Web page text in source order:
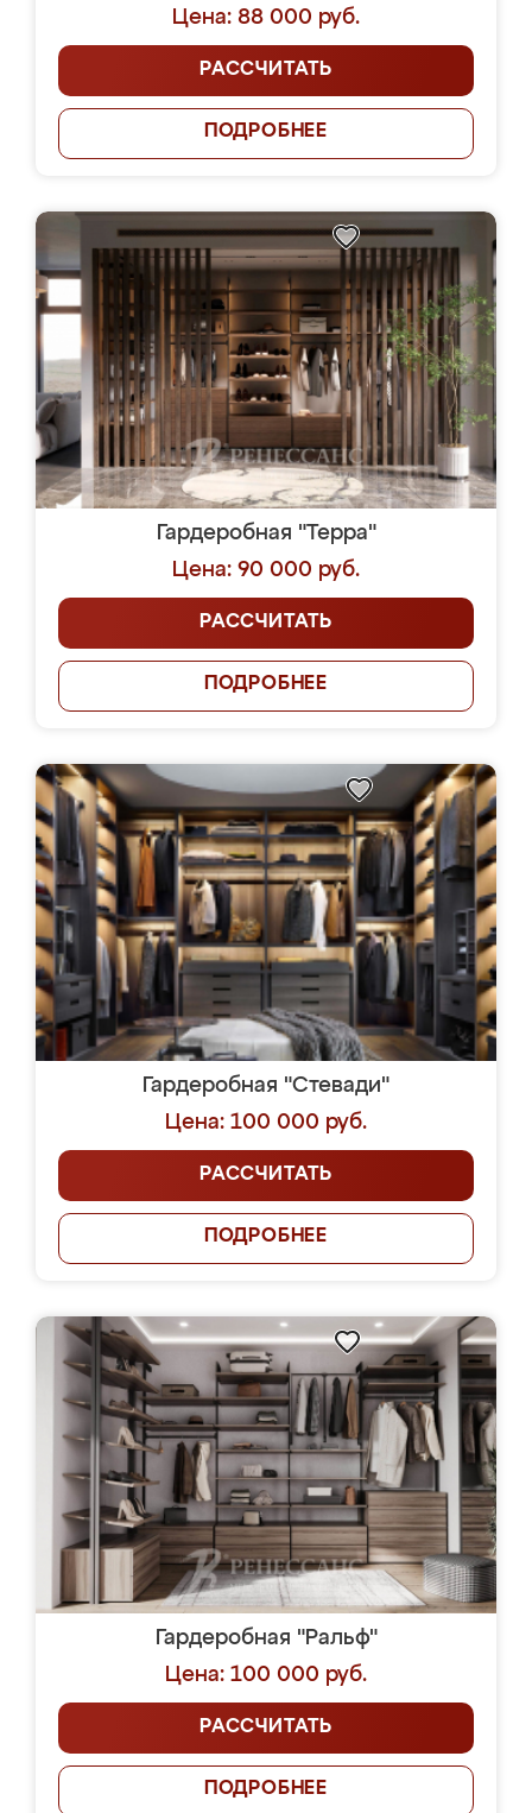
Цена: 88 000 руб.
РАССЧИТАТЬ
ПОДРОБНЕЕ
Гардеробная "Терра"
Цена: 90 000 руб.
РАССЧИТАТЬ
ПОДРОБНЕЕ
Гардеробная "Стевади"
Цена: 100 000 руб.
РАССЧИТАТЬ
ПОДРОБНЕЕ
Гардеробная "Ральф"
Цена: 100 000 руб.
РАССЧИТАТЬ
ПОДРОБНЕЕ